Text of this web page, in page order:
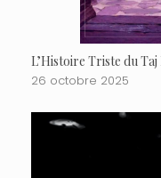
L’Histoire Triste du Taj
26 octobre 2025